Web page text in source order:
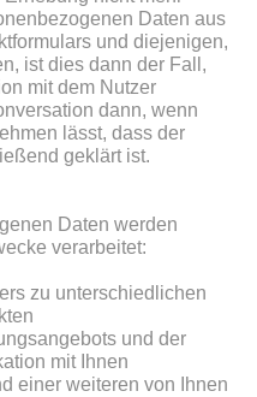
Daten aus
und diejenigen,
ist dies dann der Fall,
mit dem Nutzer
dann, wenn
lässt, dass der
geklärt ist.
Daten werden
verarbeitet:
zu unterschiedlichen
und der
mit Ihnen
einer weiteren von Ihnen